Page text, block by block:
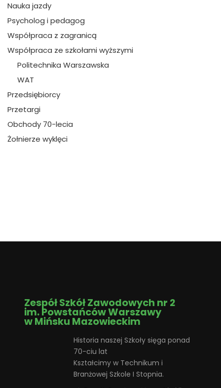
Nauka jazdy
Psycholog i pedagog
Współpraca z zagranicą
Współpraca ze szkołami wyższymi
Politechnika Warszawska
WAT
Przedsiębiorcy
Przetargi
Obchody 70-lecia
Żołnierze wyklęci
Zespół Szkół Zawodowych nr 2
im. Powstańców Warszawy
w Mińsku Mazowieckim
Historia naszej Szkoły sięga ponad
70-ciu lat
Kształcimy w Technikum i
Branżowej Szkole I Stopnia.